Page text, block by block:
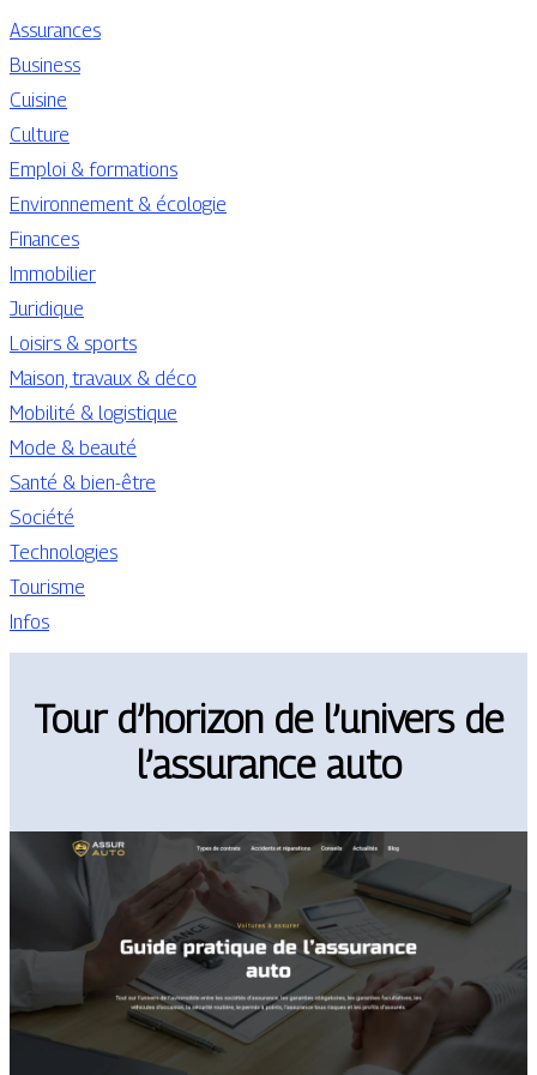
Assurances
Business
Cuisine
Culture
Emploi & formations
Environnement & écologie
Finances
Immobilier
Juridique
Loisirs & sports
Maison, travaux & déco
Mobilité & logistique
Mode & beauté
Santé & bien-être
Société
Technologies
Tourisme
Infos
Tour d’horizon de l’univers de
l’assurance auto